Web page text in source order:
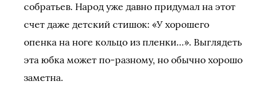
собратьев. Народ уже давно придумал на этот
счет даже детский стишок: «У хорошего
опенка на ноге кольцо из пленки…». Выглядеть
эта юбка может по-разному, но обычно хорошо
заметна.